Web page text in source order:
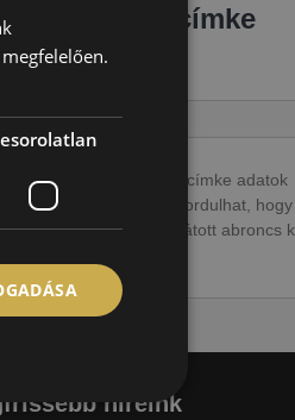
s abroncscímke
Figyelem a feltüntetett címke adatok
tájékoztató jellegűek. Előfordulhat,
EU-s címkével ellátott abroncs
híreink